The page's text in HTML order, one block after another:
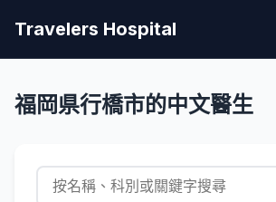
Travelers Hospital
福岡県行橋市的中文醫生